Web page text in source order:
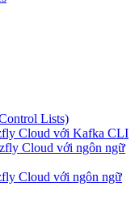
Lists)
Cloud với Kafka CLI
Cloud với ngôn ngữ
Cloud với ngôn ngữ